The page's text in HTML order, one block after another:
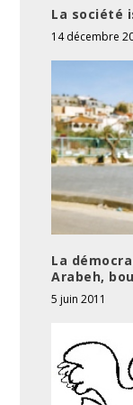
La société
14 décembre
La
Arabeh,
5 juin 2011